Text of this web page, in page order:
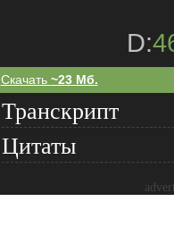
D:
Скачать ~23 Мб.
Транскрипт
Цитаты